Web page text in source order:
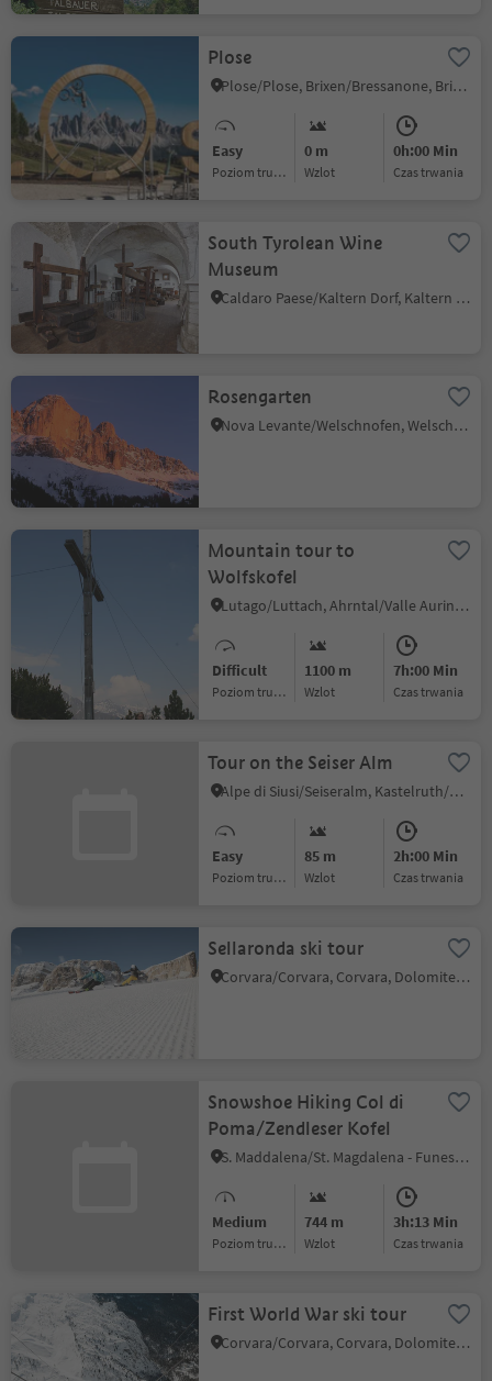
Plose
Plose/Plose, Brixen/Bressanone, Brixen/Bressanone and environs
Easy
Poziom trudności
0 m
Wzlot
0h:00 Min
czas trwania
South Tyrolean Wine
Museum
Caldaro Paese/Kaltern Dorf, Kaltern an der Weinstraße/Caldaro sulla Strada del Vino, Alto Adige Wine Road
Rosengarten
Nova Levante/Welschnofen, Welschnofen/Nova Levante, Dolomites Region Eggental
Mountain tour to
Wolfskofel
Lutago/Luttach, Ahrntal/Valle Aurina, Ahrntal/Valle Aurina
Difficult
Poziom trudności
1100 m
Wzlot
7h:00 Min
czas trwania
Tour on the Seiser Alm
Alpe di Siusi/Seiseralm, Kastelruth/Castelrotto, Dolomites Region Seiser Alm
Easy
Poziom trudności
85 m
Wzlot
2h:00 Min
czas trwania
Sellaronda ski tour
Corvara/Corvara, Corvara, Dolomites Region Alta Badia
Snowshoe Hiking Col di
Poma/Zendleser Kofel
S. Maddalena/St. Magdalena - Funes/Villnöss, Villnöss/Funes, Dolomites Region Lüsen Villnöss
Medium
Poziom trudności
744 m
Wzlot
3h:13 Min
czas trwania
First World War ski tour
Corvara/Corvara, Corvara, Dolomites Region Alta Badia